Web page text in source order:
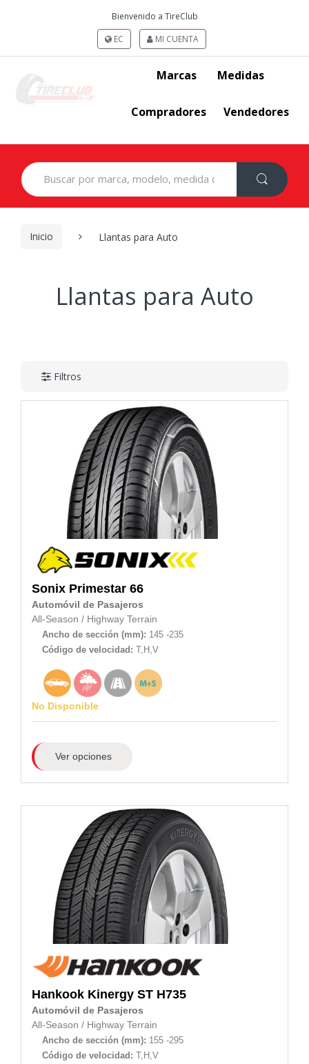
Bienvenido a TireClub
EC
MI CUENTA
Marcas Medidas
Compradores Vendedores
Search
for:
Inicio Llantas para Auto
Llantas para Auto
Filtros
Sonix Primestar 66
Automóvil de Pasajeros
All-Season / Highway Terrain
Ancho de sección (mm): 145 -235
Código de velocidad: T,H,V
No Disponible
Ver opciones
Hankook Kinergy ST H735
Automóvil de Pasajeros
All-Season / Highway Terrain
Ancho de sección (mm): 155 -295
Código de velocidad: T,H,V